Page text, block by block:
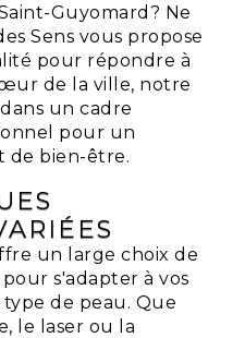
Guyomard? Ne
Sens vous propose
pour répondre à
de la ville, notre
un cadre
pour un
de bien-être.
un large choix de
s'adapter à vos
de peau. Que
le laser ou la